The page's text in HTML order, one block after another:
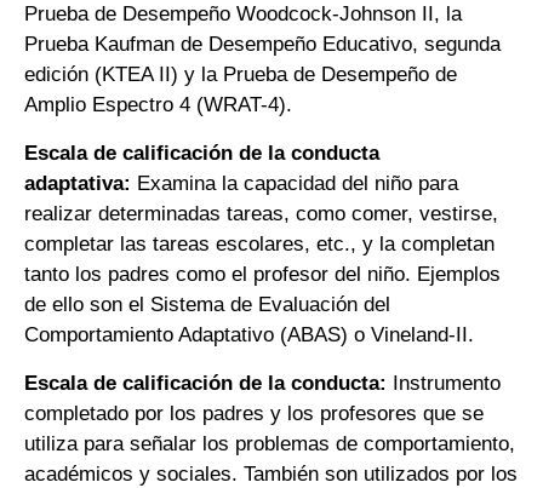
Prueba de Desempeño Woodcock-Johnson II, la
Prueba Kaufman de Desempeño Educativo, segunda
edición (KTEA II) y la Prueba de Desempeño de
Amplio Espectro 4 (WRAT-4).
Escala de calificación de la conducta
adaptativa: Examina la capacidad del niño para
realizar determinadas tareas, como comer, vestirse,
completar las tareas escolares, etc., y la completan
tanto los padres como el profesor del niño. Ejemplos
de ello son el Sistema de Evaluación del
Comportamiento Adaptativo (ABAS) o Vineland-II.
Escala de calificación de la conducta:
Instrumento
completado por los padres y los profesores que se
utiliza para señalar los problemas de comportamiento,
académicos y sociales. También son utilizados por los